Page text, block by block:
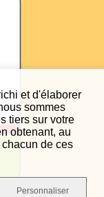
et d'élaborer
sommes
tiers sur votre
obtenant, au
de ces
Personnaliser